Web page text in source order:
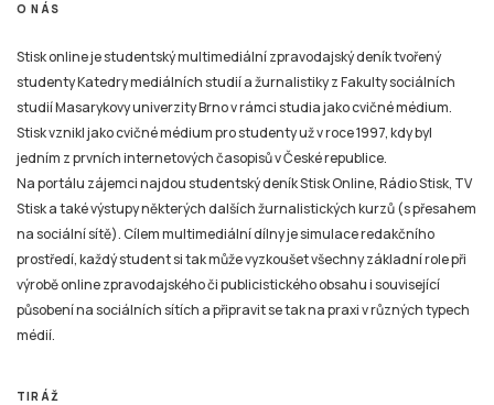
O NÁS
Stisk online je studentský multimediální zpravodajský deník tvořený
studenty Katedry mediálních studií a žurnalistiky z Fakulty sociálních
studií Masarykovy univerzity Brno v rámci studia jako cvičné médium.
Stisk vznikl jako cvičné médium pro studenty už v roce 1997, kdy byl
jedním z prvních internetových časopisů v České republice.
Na portálu zájemci najdou studentský deník Stisk Online, Rádio Stisk, TV
Stisk a také výstupy některých dalších žurnalistických kurzů (s přesahem
na sociální sítě). Cílem multimediální dílny je simulace redakčního
prostředí, každý student si tak může vyzkoušet všechny základní role při
výrobě online zpravodajského či publicistického obsahu i související
působení na sociálních sítích a připravit se tak na praxi v různých typech
médií.
TIRÁŽ